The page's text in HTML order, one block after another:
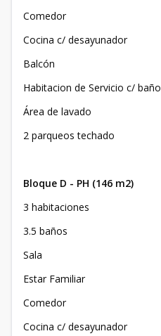
Comedor
Cocina c/ desayunador
Balcón
Habitacion de Servicio c/ baño
Área de lavado
2 parqueos techado
Bloque D - PH (146 m2)
3 habitaciones
3.5 baños
Sala
Estar Familiar
Comedor
Cocina c/ desayunador